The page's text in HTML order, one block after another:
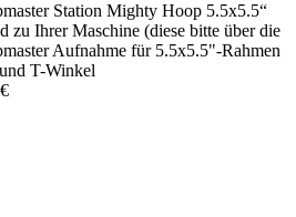
Station Mighty Hoop 5.5x5.5“
zu Ihrer Maschine (diese bitte über die
Aufnahme für 5.5x5.5"-Rahmen
T-Winkel